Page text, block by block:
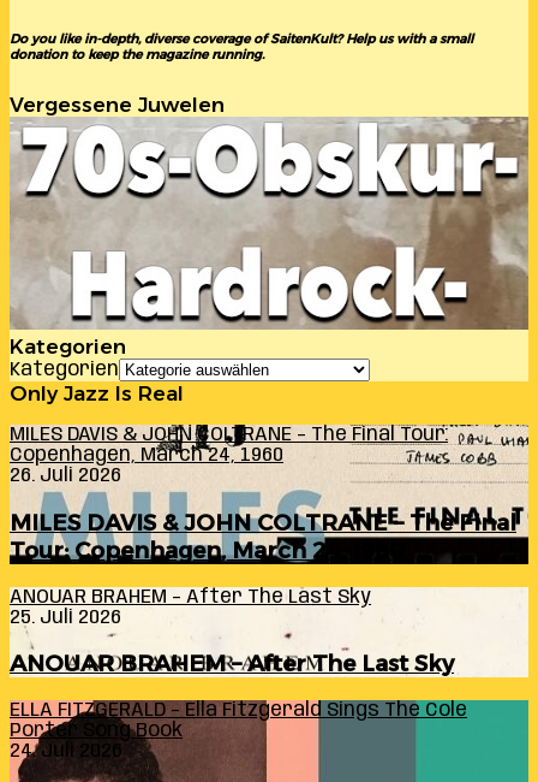
Do you like in-depth, diverse coverage of SaitenKult? Help us with a small
donation to keep the magazine running.
Vergessene Juwelen
Kategorien
Kategorien
Only Jazz Is Real
MILES DAVIS & JOHN COLTRANE – The Final Tour:
Copenhagen, March 24, 1960
26. Juli 2026
MILES DAVIS & JOHN COLTRANE – The Final
Tour: Copenhagen, March 24, 1960
ANOUAR BRAHEM – After The Last Sky
25. Juli 2026
ANOUAR BRAHEM – After The Last Sky
ELLA FITZGERALD – Ella Fitzgerald Sings The Cole
Porter Song Book
24. Juli 2026